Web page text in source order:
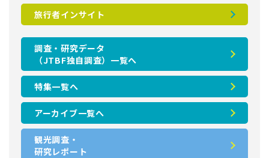
旅行者インサイト
調査・研究データ
（JTBF独自調査）一覧へ
特集一覧へ
アーカイブ一覧へ
観光調査・
研究レポート